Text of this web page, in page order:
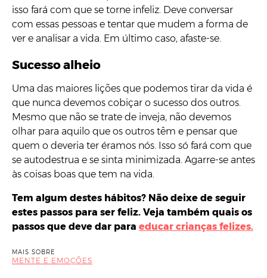
isso fará com que se torne infeliz. Deve conversar
com essas pessoas e tentar que mudem a forma de
ver e analisar a vida. Em último caso, afaste-se.
Sucesso alheio
Uma das maiores lições que podemos tirar da vida é
que nunca devemos cobiçar o sucesso dos outros.
Mesmo que não se trate de inveja, não devemos
olhar para aquilo que os outros têm e pensar que
quem o deveria ter éramos nós. Isso só fará com que
se autodestrua e se sinta minimizada. Agarre-se antes
às coisas boas que tem na vida.
Tem algum destes hábitos? Não deixe de seguir
estes passos para ser feliz. Veja também quais os
passos que deve dar para educar crianças felizes.
MAIS SOBRE
MENTE E EMOÇÕES